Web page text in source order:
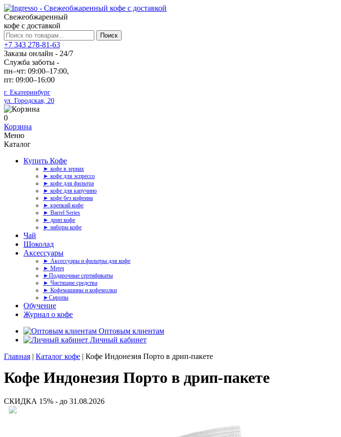
Свежеобжаренный
кофе с доставкой
Искать:
Поиск
+7 343 278-81-63
Заказы онлайн - 24/7
Служба заботы -
пн–чт: 09:00–17:00,
пт: 09:00–16:00
г. Екатеринбург
ул. Городская, 20
0
Корзина
Меню
Каталог
Купить Кофе
► кофе в зернах
► кофе для эспрессо
► кофе для фильтра
► кофе для капучино
► кофе без кофеина
► крепкий кофе
► Barrel Series
► дрип кофе
► наборы кофе
Чай
Шоколад
Аксессуары
► Аксессуары и фильтры для кофе
► Мерч
►Подарочные сертификаты
► Чистящие средства
► Кофемашины и кофемолки
►Сиропы
Обучение
Журнал о кофе
Оптовым клиентам
Личный кабинет
Главная | Каталог кофе | Кофе Индонезия Порто в дрип-пакете
Кофе Индонезия Порто в дрип-пакете
СКИДКА 15% - до 31.08.2026